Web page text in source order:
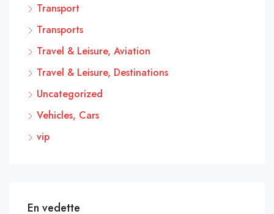
Transport
Transports
Travel & Leisure, Aviation
Travel & Leisure, Destinations
Uncategorized
Vehicles, Cars
vip
En vedette